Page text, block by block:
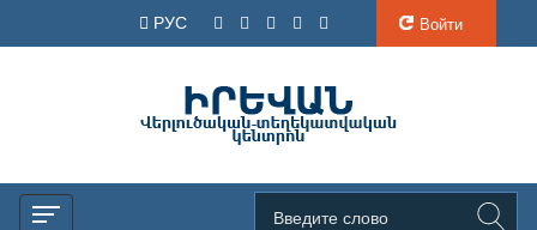
РУС Войти